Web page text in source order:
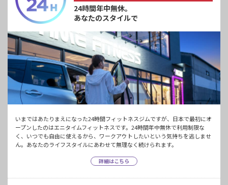
24時間年中無休。
あなたのスタイルで
いまではあたりまえになった24時間フィットネスジムですが、日本で最初にオ
ープンしたのはエニタイムフィットネスです。24時間年中無休で利用制限な
く、いつでも自由に使えるから、ワークアウトしたいという気持ちを逃しませ
ん。あなたのライフスタイルにあわせて無理なく続けられます。
詳細はこちら